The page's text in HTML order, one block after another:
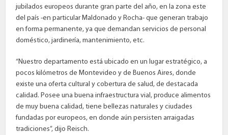
jubilados europeos durante gran parte del año, en la zona este
del país -en particular Maldonado y Rocha- que generan trabajo
en forma permanente, ya que demandan servicios de personal
doméstico, jardinería, mantenimiento, etc.
“Nuestro departamento está ubicado en un lugar estratégico, a
pocos kilómetros de Montevideo y de Buenos Aires, donde
existe una oferta cultural y cobertura de salud, de destacada
calidad. Posee una buena infraestructura vial, produce alimentos
de muy buena calidad, tiene bellezas naturales y ciudades
fundadas por europeos, en donde aún persisten arraigadas
tradiciones”, dijo Reisch.